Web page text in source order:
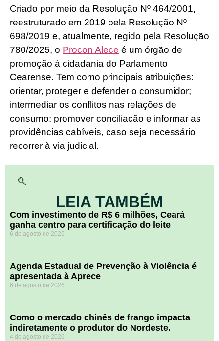
Criado por meio da Resolução Nº 464/2001,
reestruturado em 2019 pela Resolução Nº
698/2019 e, atualmente, regido pela Resolução
780/2025, o Procon Alece é um órgão de
promoção à cidadania do Parlamento
Cearense. Tem como principais atribuições:
orientar, proteger e defender o consumidor;
intermediar os conflitos nas relações de
consumo; promover conciliação e informar as
providências cabíveis, caso seja necessário
recorrer à via judicial.
LEIA TAMBÉM
Com investimento de R$ 6 milhões, Ceará
ganha centro para certificação do leite
6 de agosto de 2026
Agenda Estadual de Prevenção à Violência é
apresentada à Aprece
6 de agosto de 2026
​Como o mercado chinês de frango impacta
indiretamente o produtor do Nordeste.
4 de agosto de 2026